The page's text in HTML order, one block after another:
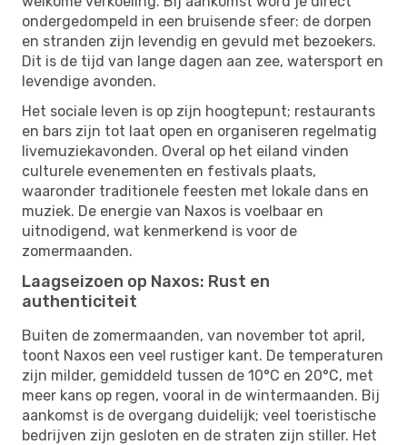
ondergedompeld in een bruisende sfeer: de dorpen
en stranden zijn levendig en gevuld met bezoekers.
Dit is de tijd van lange dagen aan zee, watersport en
levendige avonden.
Het sociale leven is op zijn hoogtepunt; restaurants
en bars zijn tot laat open en organiseren regelmatig
livemuziekavonden. Overal op het eiland vinden
culturele evenementen en festivals plaats,
waaronder traditionele feesten met lokale dans en
muziek. De energie van Naxos is voelbaar en
uitnodigend, wat kenmerkend is voor de
zomermaanden.
Laagseizoen op Naxos: Rust en
authenticiteit
Buiten de zomermaanden, van november tot april,
toont Naxos een veel rustiger kant. De temperaturen
zijn milder, gemiddeld tussen de 10°C en 20°C, met
meer kans op regen, vooral in de wintermaanden. Bij
aankomst is de overgang duidelijk; veel toeristische
bedrijven zijn gesloten en de straten zijn stiller. Het